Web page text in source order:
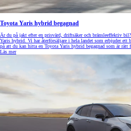
Toyota Yaris hybrid begagnad
Är du på jakt efter en prisvärd, driftsäker och bränsleeffektiv
Yaris hybrid. Vi har återförsäljare i hela landet som erbjuder ett
på att du kan hitta en Toyota Yaris hybrid begagnad som är rätt
Läs mer